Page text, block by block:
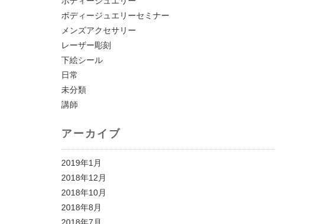
ボディージュエリーセミナー
メンズアクセサリー
レーザー彫刻
下絵シール
日常
未分類
講師
アーカイブ
2019年1月
2018年12月
2018年10月
2018年8月